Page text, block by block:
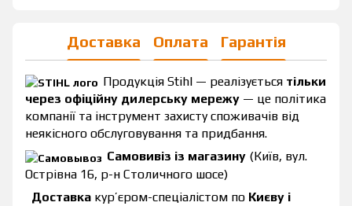
Доставка Оплата Гарантія
Продукція Stihl — реалізується тільки
через офіційну дилерську мережу — це політика
компанії та інструмент захисту споживачів від
неякісного обслуговування та придбання.
Самовивіз із магазину (Київ, вул.
Острівна 16, р-н Столичного шосе)
Доставка кур’єром-спеціалістом по Києву і